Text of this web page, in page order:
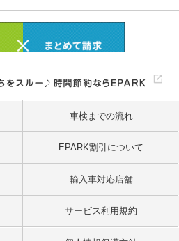
車検までの流れ
EPARK割引について
輸入車対応店舗
サービス利用規約